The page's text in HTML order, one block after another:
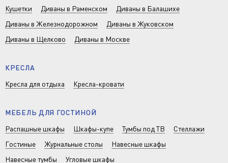
Кушетки
Диваны в Раменском
Диваны в Балашихе
Диваны в Железнодорожном
Диваны в Жуковском
Диваны в Щелково
Диваны в Москве
КРЕСЛА
Кресла для отдыха
Кресла-кровати
МЕБЕЛЬ ДЛЯ ГОСТИНОЙ
Распашные шкафы
Шкафы-купе Тумбы под ТВ
Стеллажи
Гостиные
Журнальные столы
Навесные шкафы
Навесные тумбы
Угловые шкафы